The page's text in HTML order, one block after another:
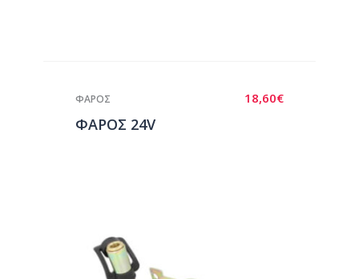
18,60€
ΦΑΡΟΣ
ΦΑΡΟΣ 24V